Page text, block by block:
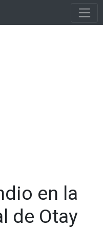
en la
de Otay